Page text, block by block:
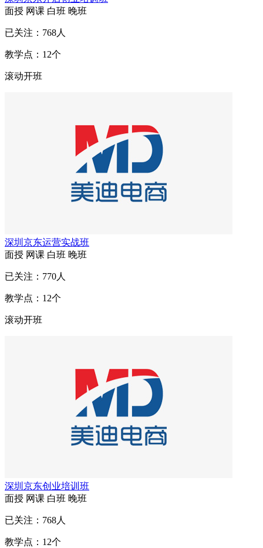
面授 网课 白班 晚班
已关注： 768人
教学点： 12个
滚动开班
深圳京东运营实战班
面授 网课 白班 晚班
已关注： 770人
教学点： 12个
滚动开班
深圳京东创业培训班
面授 网课 白班 晚班
已关注： 768人
教学点： 12个